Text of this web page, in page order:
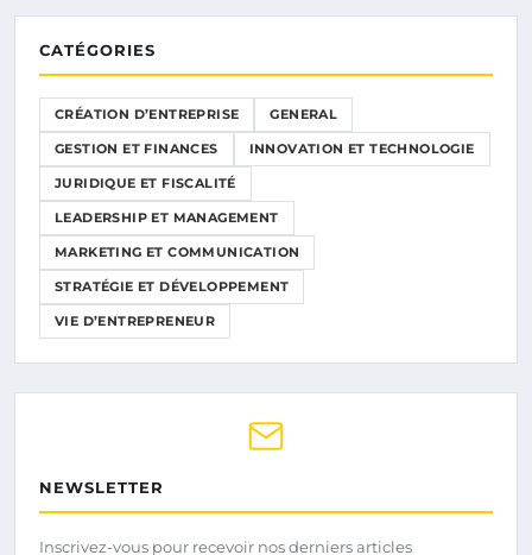
CATÉGORIES
CRÉATION D’ENTREPRISE GENERAL
GESTION ET FINANCES INNOVATION ET TECHNOLOGIE
JURIDIQUE ET FISCALITÉ
LEADERSHIP ET MANAGEMENT
MARKETING ET COMMUNICATION
STRATÉGIE ET DÉVELOPPEMENT
VIE D’ENTREPRENEUR
NEWSLETTER
Inscrivez-vous pour recevoir nos derniers articles